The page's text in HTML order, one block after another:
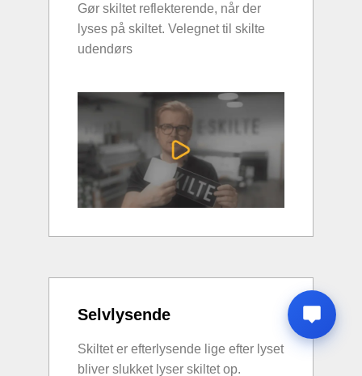
Gør skiltet reflekterende, når der
lyses på skiltet. Velegnet til skilte
udendørs
Selvlysende
Skiltet er efterlysende lige efter lyset
bliver slukket lyser skiltet op.